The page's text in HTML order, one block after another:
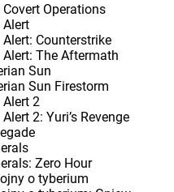
Operations
Alert
Counterstrike
Alert: The Aftermath
Sun
Sun Firestorm
2
2: Yuri’s Revenge
Zero Hour
o tyberium